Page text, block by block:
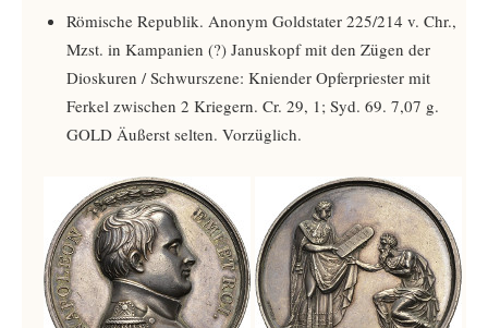
Römische Republik. Anonym Goldstater 225/214 v. Chr.,
Mzst. in Kampanien (?) Januskopf mit den Zügen der
Dioskuren / Schwurszene: Kniender Opferpriester mit
Ferkel zwischen 2 Kriegern. Cr. 29, 1; Syd. 69. 7,07 g.
GOLD Äußerst selten. Vorzüglich.